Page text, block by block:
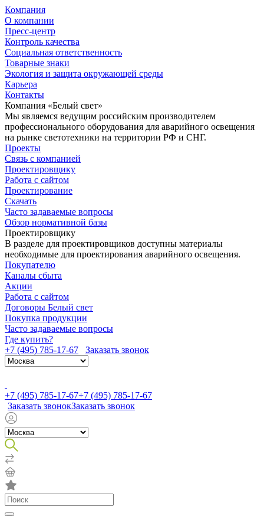
Компания
О компании
Пресс-центр
Контроль качества
Социальная ответственность
Товарные знаки
Экология и защита окружающей среды
Карьера
Контакты
Компания «Белый свет»
Мы являемся ведущим российским производителем
профессионального оборудования для аварийного освещения
на рынке светотехники на территории РФ и СНГ.
Проекты
Связь с компанией
Проектировщику
Работа с сайтом
Проектирование
Скачать
Часто задаваемые вопросы
Обзор нормативной базы
Проектировщику
В разделе для проектировщиков доступны материалы
необходимые для проектирования аварийного освещения.
Покупателю
Каналы сбыта
Акции
Работа с сайтом
Договоры Белый свет
Покупка продукции
Часто задаваемые вопросы
Где купить?
+7 (495) 785-17-67
Заказать звонок
+7 (495) 785-17-67+7 (495) 785-17-67
Заказать звонокЗаказать звонок